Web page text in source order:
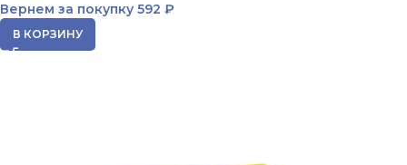
Вернем за покупку 592 ₽
В КОРЗИНУ